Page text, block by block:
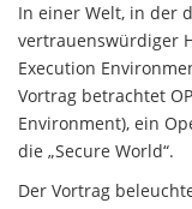
In einer Welt, in der
vertrauenswürdiger
Execution
Vortrag betrachtet
Environment), ein
die „Secure World“.
Der Vortrag